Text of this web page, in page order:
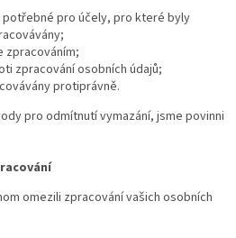
potřebné pro účely, pro které byly
zpracováním;
zpracování osobních údajů;
protiprávně.
pro odmítnutí vymazání, jsme povinni
omezili zpracování vašich osobních